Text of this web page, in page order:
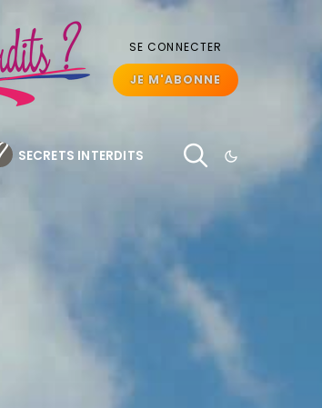
SE CONNECTER
JE M'ABONNE
SECRETS INTERDITS